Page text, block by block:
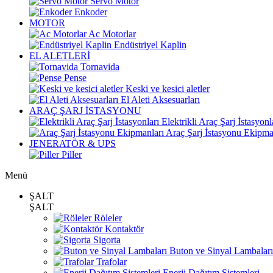
Enkoder
MOTOR
Ac Motorlar
Endüstriyel Kaplin
EL ALETLERİ
Tornavida
Pense
Keski ve kesici aletler
El Aleti Aksesuarları
ARAÇ ŞARJ İSTASYONU
Elektrikli Araç Şarj
Araç Şarj İstasyonu
JENERATÖR & UPS
Piller
Menü
ŞALT
ŞALT
Röleler
Kontaktör
Sigorta
Buton ve Sinyal Lambaları
Trafolar